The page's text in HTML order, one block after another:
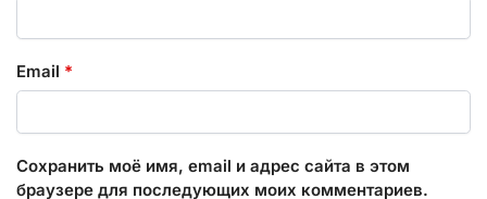
Email *
Сохранить моё имя, email и адрес сайта в этом
браузере для последующих моих комментариев.